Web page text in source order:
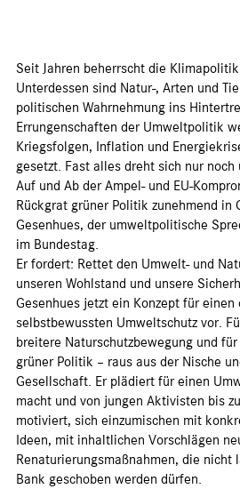
Seit Jahren beherrscht die
Unterdessen sind Natur-, Arten und
politischen Wahrnehmung ins
Errungenschaften der Umweltpolitik
Kriegsfolgen, Inflation und
gesetzt. Fast alles dreht sich nur
Auf und Ab der Ampel- und EU-
Rückgrat grüner Politik zunehmend in
Gesenhues, der umweltpolitische
im Bundestag.
Er fordert: Rettet den Umwelt- und
unseren Wohlstand und unsere
Gesenhues jetzt ein Konzept für einen
selbstbewussten Umweltschutz vor.
breitere Naturschutzbewegung und
grüner Politik – raus aus der Nische
Gesellschaft. Er plädiert für einen
macht und von jungen Aktivisten bis
motiviert, sich einzumischen mit
Ideen, mit inhaltlichen Vorschlägen
Renaturierungsmaßnahmen, die nicht
Bank geschoben werden dürfen.